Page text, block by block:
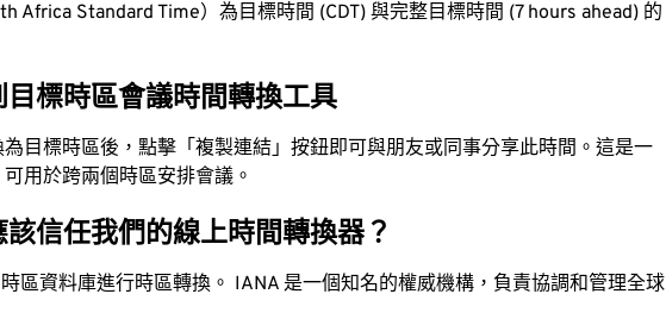
Africa Standard Time）為目標時間 (CDT) 與完整目標時間 (7 hours ahead) 的
標時區會議時間轉換工具
目標時區後，點擊「複製連結」按鈕即可與朋友或同事分享此時間。這是一
用於跨兩個時區安排會議。
信任我們的線上時間轉換器？
時區資料庫進行時區轉換。 IANA 是一個知名的權威機構，負責協調和管理全球